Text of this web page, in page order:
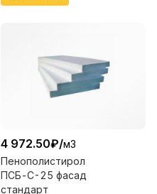
4 972.50₽/м3
Пенополистирол
ПСБ-С-25 фасад
стандарт